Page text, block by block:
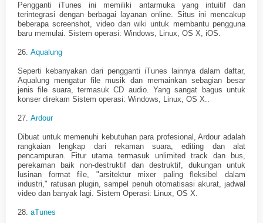
Pengganti iTunes ini memiliki antarmuka yang intuitif dan
terintegrasi dengan berbagai layanan online. Situs ini mencakup
beberapa screenshot, video dan wiki untuk membantu pengguna
baru memulai. Sistem operasi: Windows, Linux, OS X, iOS.
26. Aqualung
Seperti kebanyakan dari pengganti iTunes lainnya dalam daftar,
Aqualung mengatur file musik dan memainkan sebagian besar
jenis file suara, termasuk CD audio. Yang sangat bagus untuk
konser direkam Sistem operasi: Windows, Linux, OS X..
27. Ardour
Dibuat untuk memenuhi kebutuhan para profesional, Ardour adalah
rangkaian lengkap dari rekaman suara, editing dan alat
pencampuran. Fitur utama termasuk unlimited track dan bus,
perekaman baik non-destruktif dan destruktif, dukungan untuk
lusinan format file, "arsitektur mixer paling fleksibel dalam
industri," ratusan plugin, sampel penuh otomatisasi akurat, jadwal
video dan banyak lagi. Sistem Operasi: Linux, OS X.
28. aTunes